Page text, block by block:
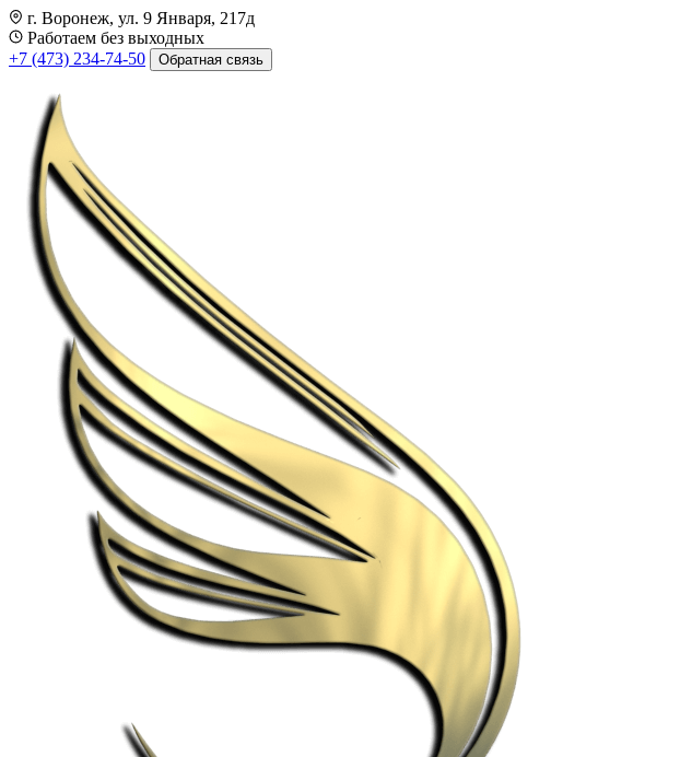
г. Воронеж, ул. 9 Января, 217д
Работаем без выходных
+7 (473) 234-74-50
Обратная связь